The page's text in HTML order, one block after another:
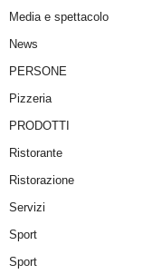
Media e spettacolo
News
PERSONE
Pizzeria
PRODOTTI
Ristorante
Ristorazione
Servizi
Sport
Sport